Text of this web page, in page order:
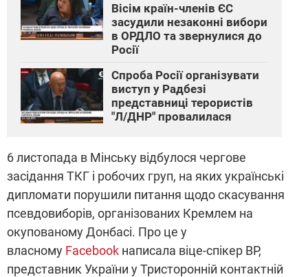
Вісім країн-членів ЄС
засудили незаконні вибори
в ОРДЛО та звернулися до
Росії
Спроба Росії організувати
виступ у Радбезі
представниці терористів
"Л/ДНР" провалилася
6 листопада в Мінську відбулося чергове
засідання ТКГ і робочих груп, на яких українські
дипломати порушили питання щодо скасування
псевдовиборів, організованих Кремлем на
окупованому Донбасі. Про це у
власному Facebook написала віце-спікер ВР,
представник України у Тристоронній контактній